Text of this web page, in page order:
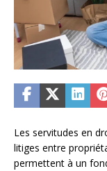
Les servitudes en
litiges entre
permettent à un